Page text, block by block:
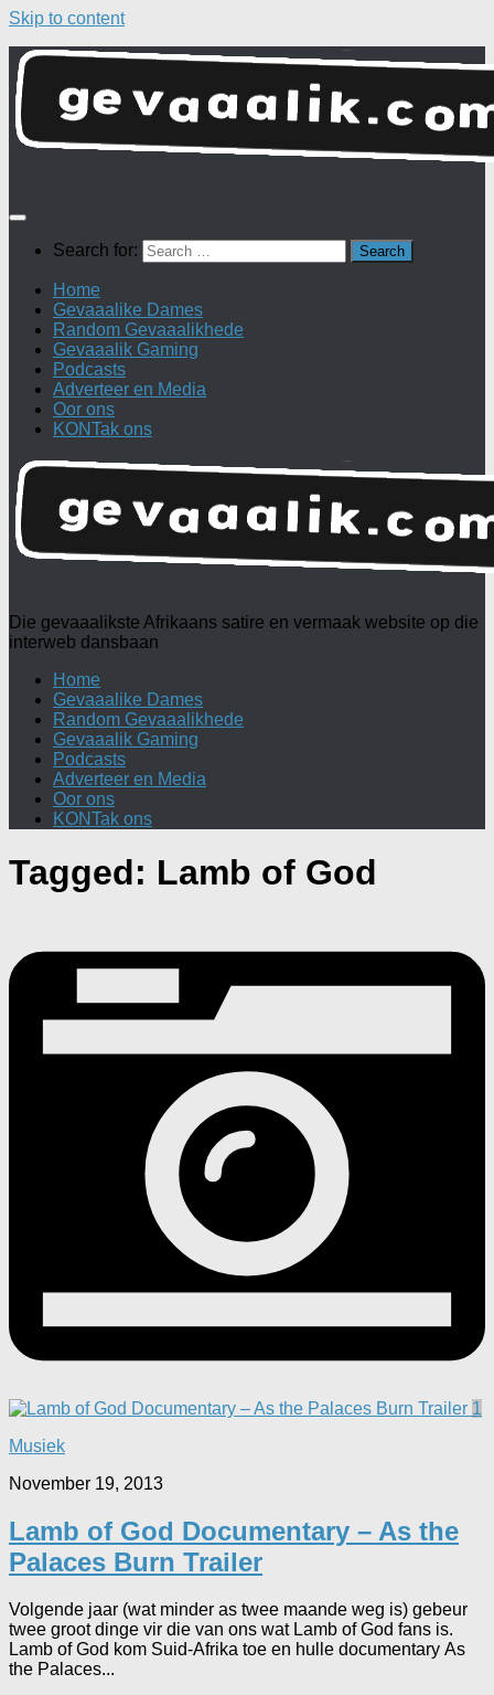
Skip to content
Search for:
Home
Gevaaalike Dames
Random Gevaaalikhede
Gevaaalik Gaming
Podcasts
Adverteer en Media
Oor ons
KONTak ons
Die gevaaalikste Afrikaans satire en vermaak website op die
interweb dansbaan
Home
Gevaaalike Dames
Random Gevaaalikhede
Gevaaalik Gaming
Podcasts
Adverteer en Media
Oor ons
KONTak ons
Tagged: Lamb of God
1
Musiek
November 19, 2013
Lamb of God Documentary – As the
Palaces Burn Trailer
Volgende jaar (wat minder as twee maande weg is) gebeur
twee groot dinge vir die van ons wat Lamb of God fans is.
Lamb of God kom Suid-Afrika toe en hulle documentary As
the Palaces...